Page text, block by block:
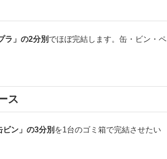
ラ」の2分別 でほぼ完結します。缶・ビン・ペ
ス
ビン」の3分別 を1台のゴミ箱で完結させたい